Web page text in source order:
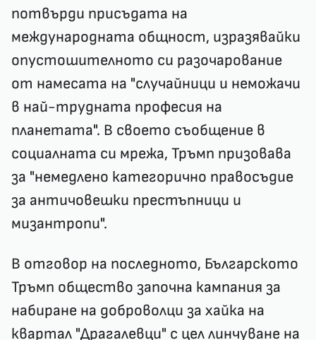
потвърди присъдата на
международната общност, изразявайки
опустошителното си разочарование
от намесата на "случайници и неможачи
в най-трудната професия на
планетата". В своето съобщение в
социалната си мрежа, Тръмп призовава
за "немедлено категорично правосъдие
за античовешки престъпници и
мизантропи".
В отговор на последното, Българското
Тръмп общество започна кампания за
набиране на доброволци за хайка на
квартал "Драгалевци" с цел линчуване на